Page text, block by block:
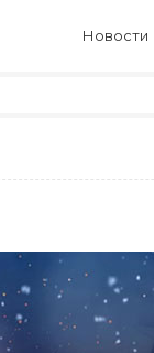
Новости